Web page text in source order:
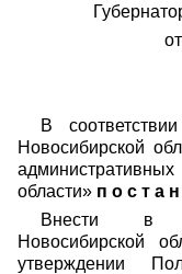
В
Новосибирской
области» п о с т а
Внести в
Новосибирской
утверждении